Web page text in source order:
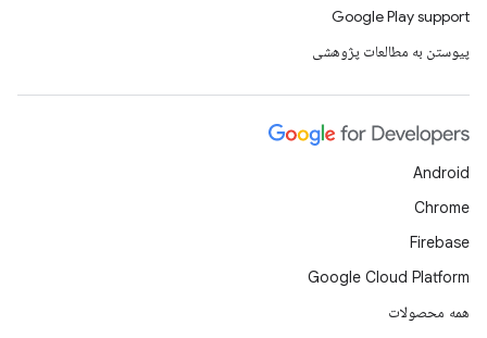
Google Play support
پیوستن به مطالعات پژوهشی
Android
Chrome
Firebase
Google Cloud Platform
همه محصولات